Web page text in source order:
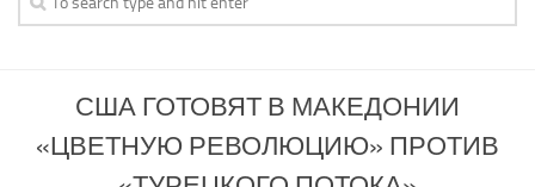
АЗИЯ
История Азии
Вооружение Азии
США ГОТОВЯТ В МАКЕДОНИИ
«ЦВЕТНУЮ РЕВОЛЮЦИЮ» ПРОТИВ